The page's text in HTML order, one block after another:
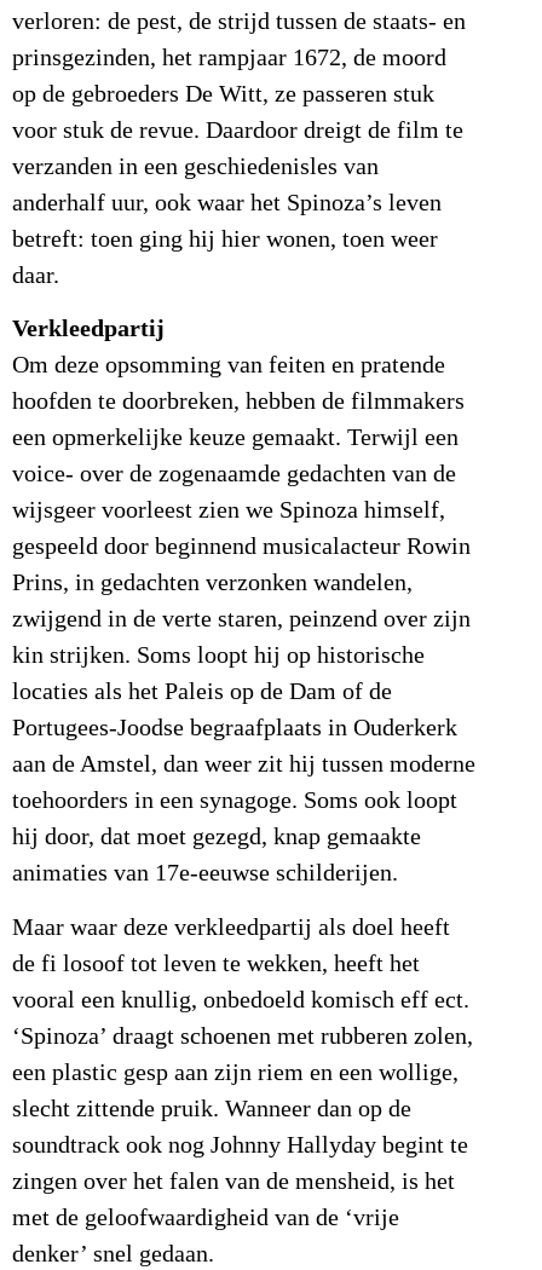
verloren: de pest, de strijd tussen de staats- en
prinsgezinden, het rampjaar 1672, de moord
op de gebroeders De Witt, ze passeren stuk
voor stuk de revue. Daardoor dreigt de film te
verzanden in een geschiedenisles van
anderhalf uur, ook waar het Spinoza’s leven
betreft: toen ging hij hier wonen, toen weer
daar.
Verkleedpartij
Om deze opsomming van feiten en pratende
hoofden te doorbreken, hebben de filmmakers
een opmerkelijke keuze gemaakt. Terwijl een
voice- over de zogenaamde gedachten van de
wijsgeer voorleest zien we Spinoza himself,
gespeeld door beginnend musicalacteur Rowin
Prins, in gedachten verzonken wandelen,
zwijgend in de verte staren, peinzend over zijn
kin strijken. Soms loopt hij op historische
locaties als het Paleis op de Dam of de
Portugees-Joodse begraafplaats in Ouderkerk
aan de Amstel, dan weer zit hij tussen moderne
toehoorders in een synagoge. Soms ook loopt
hij door, dat moet gezegd, knap gemaakte
animaties van 17e-eeuwse schilderijen.
Maar waar deze verkleedpartij als doel heeft
de fi losoof tot leven te wekken, heeft het
vooral een knullig, onbedoeld komisch eff ect.
‘Spinoza’ draagt schoenen met rubberen zolen,
een plastic gesp aan zijn riem en een wollige,
slecht zittende pruik. Wanneer dan op de
soundtrack ook nog Johnny Hallyday begint te
zingen over het falen van de mensheid, is het
met de geloofwaardigheid van de ‘vrije
denker’ snel gedaan.